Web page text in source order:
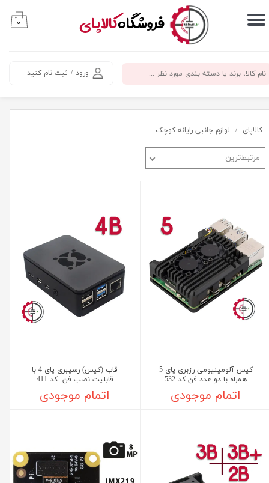
​فروشگاهکالاپای
ورود / ثبت نام کنید
حساب کاربری من
سفارشات
خروج از حساب کاربری
۰
کالاپای لوازم جانبی رایانه کوچک
مرتبط‌ترین
کیس آلومینیومی رزبری پای 5
همراه با دو عدد فن-کد 532
اتمام موجودی
قاب (کیس) رسپبری پای 4 با
قابلیت نصب فن -کد 411
اتمام موجودی